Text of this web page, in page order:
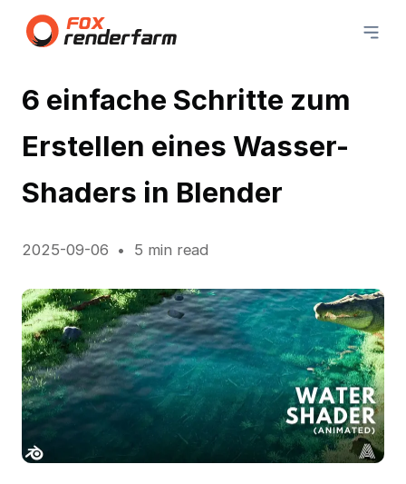
6 einfache Schritte zum
Erstellen eines Wasser-
Shaders in Blender
2025-09-06 5 min read